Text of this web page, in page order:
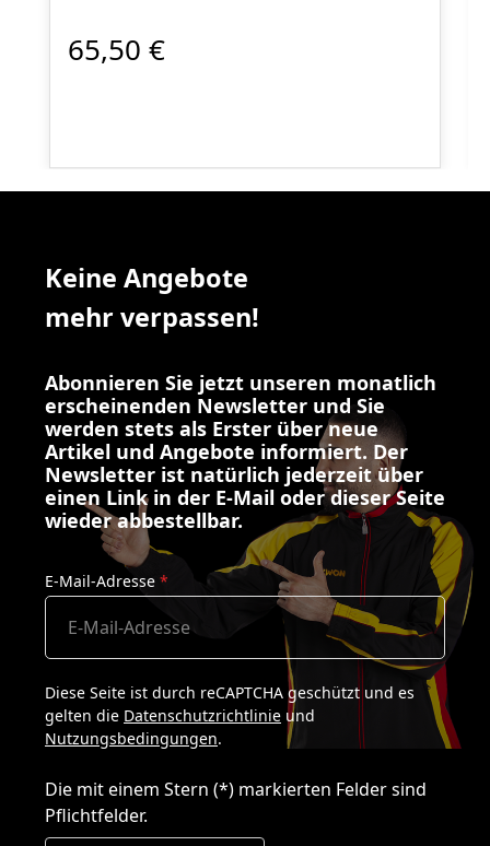
65,50 €
Keine Angebote
mehr verpassen!
Abonnieren Sie jetzt unseren monatlich
erscheinenden Newsletter und Sie
werden stets als Erster über neue
Artikel und Angebote informiert. Der
Newsletter ist natürlich jederzeit über
einen Link in der E-Mail oder dieser Seite
wieder abbestellbar.
E-Mail-Adresse *
Diese Seite ist durch reCAPTCHA geschützt und es
gelten die Datenschutzrichtlinie und
Nutzungsbedingungen.
Die mit einem Stern (*) markierten Felder sind
Pflichtfelder.